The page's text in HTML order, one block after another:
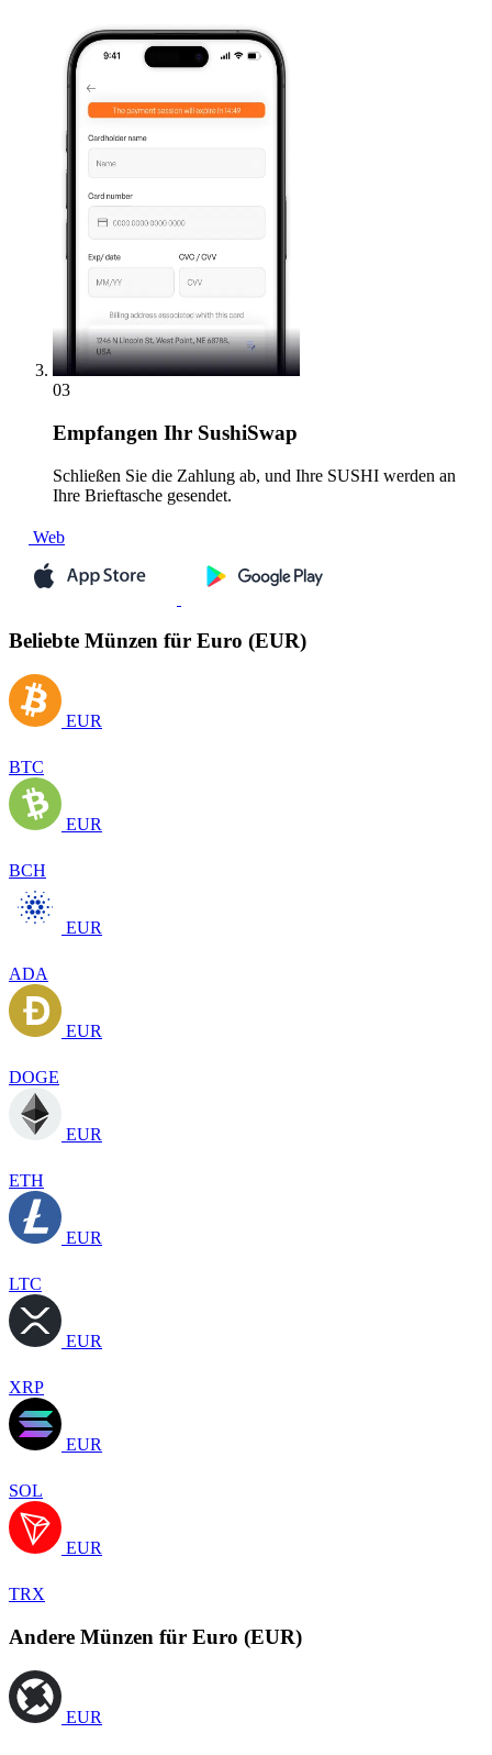
03
Empfangen Ihr SushiSwap
Schließen Sie die Zahlung ab, und Ihre SUSHI werden an
Ihre Brieftasche gesendet.
Web
Beliebte Münzen für Euro (EUR)
EUR
BTC
EUR
BCH
EUR
ADA
EUR
DOGE
EUR
ETH
EUR
LTC
EUR
XRP
EUR
SOL
EUR
TRX
Andere Münzen für Euro (EUR)
EUR